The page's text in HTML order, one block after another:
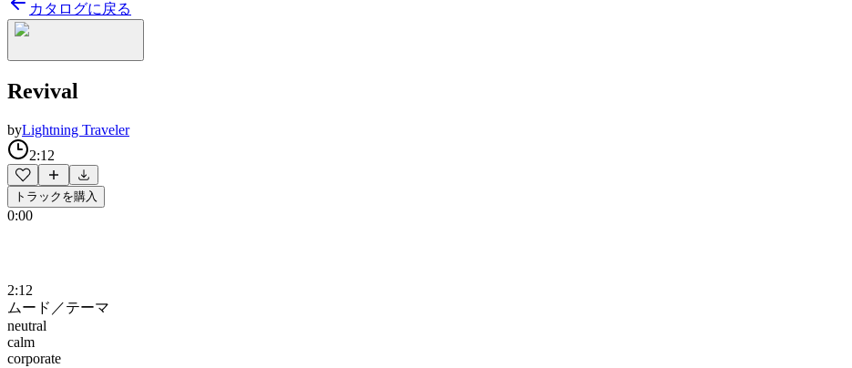
カタログに戻る
Revival
byLightning Traveler
2:12
トラックを購入
0:00
2:12
ムード／テーマ
neutral
calm
corporate